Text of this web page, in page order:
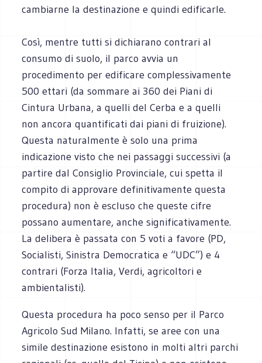
cambiarne la destinazione e quindi edificarle.
Così, mentre tutti si dichiarano contrari al
consumo di suolo, il parco avvia un
procedimento per edificare complessivamente
500 ettari (da sommare ai 360 dei Piani di
Cintura Urbana, a quelli del Cerba e a quelli
non ancora quantificati dai piani di fruizione).
Questa naturalmente è solo una prima
indicazione visto che nei passaggi successivi (a
partire dal Consiglio Provinciale, cui spetta il
compito di approvare definitivamente questa
procedura) non è escluso che queste cifre
possano aumentare, anche significativamente.
La delibera è passata con 5 voti a favore (PD,
Socialisti, Sinistra Democratica e “UDC”) e 4
contrari (Forza Italia, Verdi, agricoltori e
ambientalisti).
Questa procedura ha poco senso per il Parco
Agricolo Sud Milano. Infatti, se aree con una
simile destinazione esistono in molti altri parchi